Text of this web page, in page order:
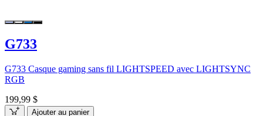
G733
G733 Casque gaming sans fil LIGHTSPEED avec LIGHTSYNC
RGB
199,99 $
Ajouter au panier